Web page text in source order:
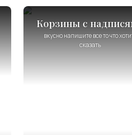
Корзины с
вкусно напишите все то что
сказать